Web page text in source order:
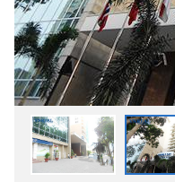
cao ốc văn phòng quận 3